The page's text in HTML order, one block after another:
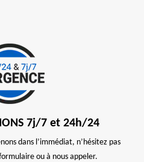
7j/7 et 24h/24
dans l’immédiat, n’hésitez pas
ou à nous appeler.